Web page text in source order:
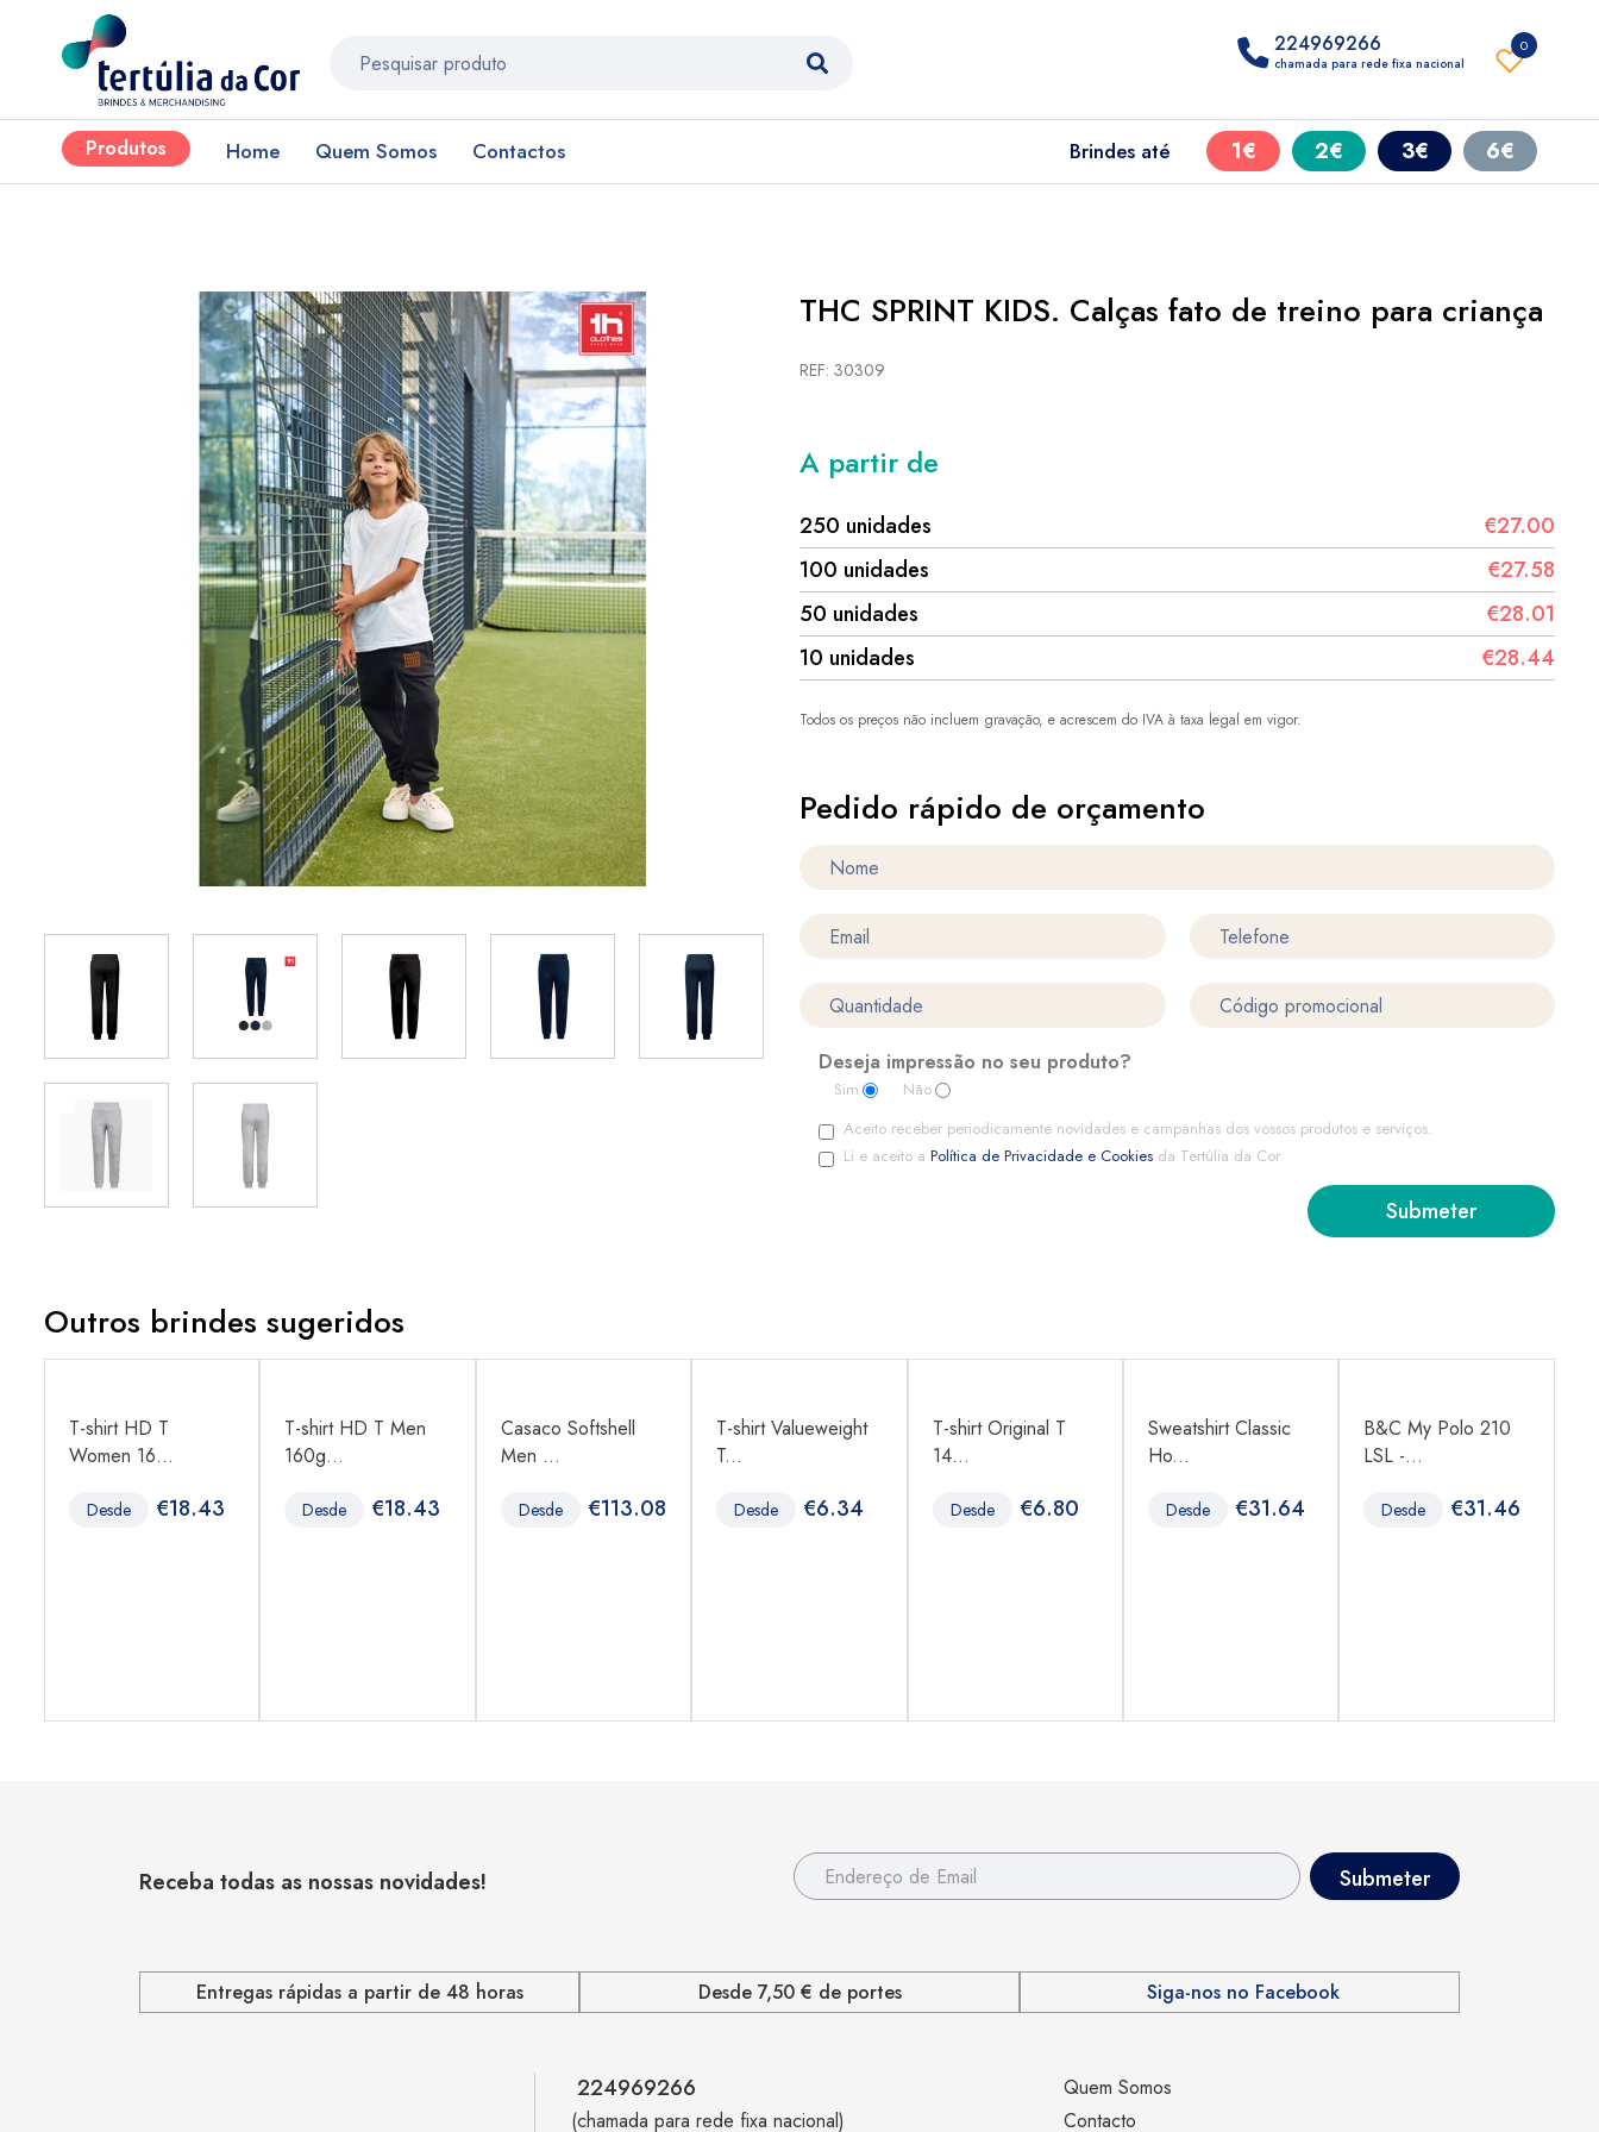
0
224969266
chamada para rede fixa nacional
Produtos Home Quem Somos Contactos Brindes até 1€ 2€ 3€ 6€
THC SPRINT KIDS. Calças fato de treino para criança
REF: 30309
A partir de
250 unidades
€27.00
100 unidades
€27.58
50 unidades
€28.01
10 unidades
€28.44
Todos os preços não incluem gravação, e acrescem do IVA à taxa legal em vigor.
Pedido rápido de orçamento
Deseja impressão no seu produto?
Sim
Não
Aceito receber periodicamente novidades e campanhas dos vossos produtos e serviços.
Li e aceito a Política de Privacidade e Cookies da Tertúlia da Cor
Outros brindes sugeridos
T-shirt HD T
Women 16...
Desde €18.43
T-shirt HD T Men
160g...
Desde €18.43
Casaco Softshell
Men ...
Desde €113.08
T-shirt Valueweight
T...
Desde €6.34
T-shirt Original T
14...
Desde €6.80
Sweatshirt Classic
Ho...
Desde €31.64
B&C My Polo 210
LSL -...
Desde €31.46
Receba todas as nossas novidades!
Entregas rápidas a partir de 48 horas Desde 7,50 € de portes Siga-nos no Facebook
224969266
(chamada para rede fixa nacional)
Quem Somos
Contacto